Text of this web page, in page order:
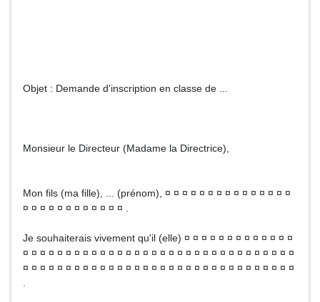
Objet : Demande d'inscription en classe de ...
Monsieur le Directeur (Madame la Directrice),
Mon fils (ma fille), ... (prénom), ¤ ¤ ¤ ¤ ¤ ¤ ¤ ¤ ¤ ¤ ¤ ¤ ¤ ¤ ¤
¤ ¤ ¤ ¤ ¤ ¤ ¤ ¤ ¤ ¤ ¤ ¤ .
Je souhaiterais vivement qu'il (elle) ¤ ¤ ¤ ¤ ¤ ¤ ¤ ¤ ¤ ¤ ¤ ¤ ¤
¤ ¤ ¤ ¤ ¤ ¤ ¤ ¤ ¤ ¤ ¤ ¤ ¤ ¤ ¤ ¤ ¤ ¤ ¤ ¤ ¤ ¤ ¤ ¤ ¤ ¤ ¤ ¤ ¤ ¤ ¤ ¤
¤ ¤ ¤ ¤ ¤ ¤ ¤ ¤ ¤ ¤ ¤ ¤ ¤ ¤ ¤ ¤ ¤ ¤ ¤ ¤ ¤ ¤ ¤ ¤ ¤ ¤ ¤ ¤ ¤ ¤ ¤ ¤